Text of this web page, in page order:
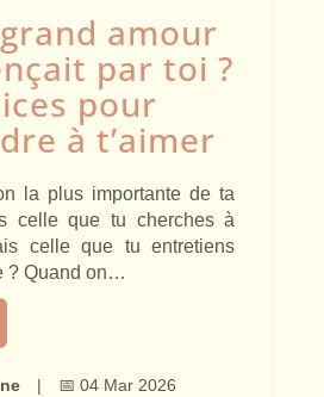
amour
par toi ?
pour
à t’aimer
la plus importante de ta
celle que tu cherches à
celle que tu entretiens
? Quand on…
| 📅 04 Mar 2026